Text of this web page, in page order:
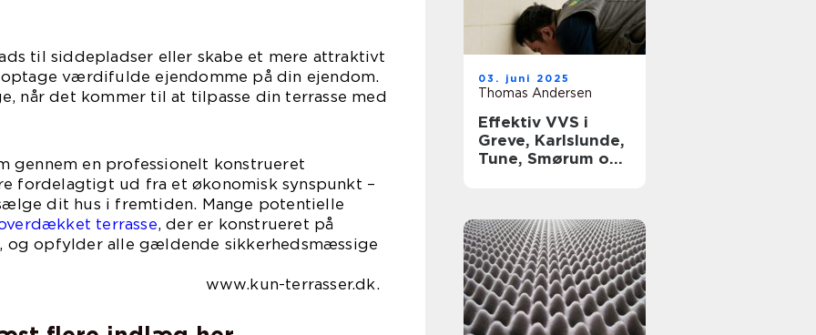
til siddepladser eller skabe et mere attraktivt
værdifulde ejendomme på din ejendom.
når det kommer til at tilpasse din terrasse med
en professionelt konstrueret
fordelagtigt ud fra et økonomisk synspunkt –
dit hus i fremtiden. Mange potentielle
terrasse, der er konstrueret på
og opfylder alle gældende sikkerhedsmæssige
terrasser.dk.
03. juni 2025
Thomas Andersen
Effektiv VVS i
Greve, Karlslunde,
Tune, Smørum og